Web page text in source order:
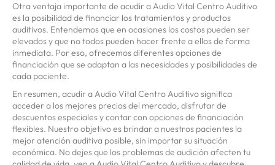
Otra ventaja importante de acudir a Audio Vital Centro Auditivo
es la posibilidad de financiar los tratamientos y productos
auditivos. Entendemos que en ocasiones los costos pueden ser
elevados y que no todos pueden hacer frente a ellos de forma
inmediata. Por eso, ofrecemos diferentes opciones de
financiación que se adaptan a las necesidades y posibilidades de
cada paciente.
En resumen, acudir a Audio Vital Centro Auditivo significa
acceder a los mejores precios del mercado, disfrutar de
descuentos especiales y contar con opciones de financiación
flexibles. Nuestro objetivo es brindar a nuestros pacientes la
mejor atención auditiva posible, sin importar su situación
económica. No dejes que los problemas de audición afecten tu